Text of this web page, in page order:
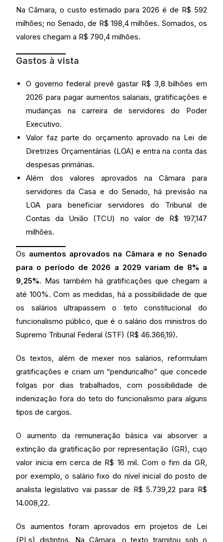
Na Câmara, o custo estimado para 2026 é de R$ 592
milhões; no Senado, de R$ 198,4 milhões. Somados, os
valores chegam a R$ 790,4 milhões.
Gastos à vista
O governo federal prevê gastar R$ 3,8 bilhões em
2026 para pagar aumentos salariais, gratificações e
mudanças na carreira de servidores do Poder
Executivo.
Valor faz parte do orçamento aprovado na Lei de
Diretrizes Orçamentárias (LOA) e entra na conta das
despesas primárias.
Além dos valores aprovados na Câmara para
servidores da Casa e do Senado, há previsão na
LOA para beneficiar servidores do Tribunal de
Contas da União (TCU) no valor de R$ 197,147
milhões.
Os aumentos aprovados na Câmara e no Senado
para o período de 2026 a 2029 variam de 8% a
9,25%. Mas também há gratificações que chegam a
até 100%. Com as medidas, há a possibilidade de que
os salários ultrapassem o teto constitucional do
funcionalismo público, que é o salário dos ministros do
Supremo Tribunal Federal (STF) (R$ 46.366,19).
Os textos, além de mexer nos salários, reformulam
gratificações e criam um “penduricalho” que concede
folgas por dias trabalhados, com possibilidade de
indenização fora do teto do funcionalismo para alguns
tipos de cargos.
O aumento da remuneração básica vai absorver a
extinção da gratificação por representação (GR), cujo
valor inicia em cerca de R$ 16 mil. Com o fim da GR,
por exemplo, o salário fixo do nível inicial do posto de
analista legislativo vai passar de R$ 5.739,22 para R$
14.008,22.
Os aumentos foram aprovados em projetos de Lei
(PLs) distintos. Na Câmara, o texto tramitou sob o